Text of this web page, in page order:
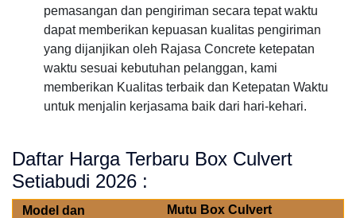
pemasangan dan pengiriman secara tepat waktu
dapat memberikan kepuasan kualitas pengiriman
yang dijanjikan oleh Rajasa Concrete ketepatan
waktu sesuai kebutuhan pelanggan, kami
memberikan Kualitas terbaik dan Ketepatan Waktu
untuk menjalin kerjasama baik dari hari-kehari.
Daftar Harga Terbaru Box Culvert
Setiabudi 2026 :
Model dan
Mutu Box Culvert